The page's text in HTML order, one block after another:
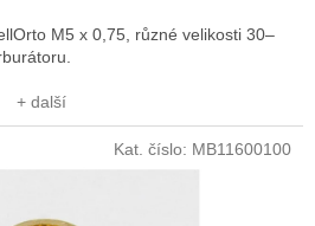
M5 x 0,75, různé velikosti 30–
+ další
Kat. číslo: MB11600100